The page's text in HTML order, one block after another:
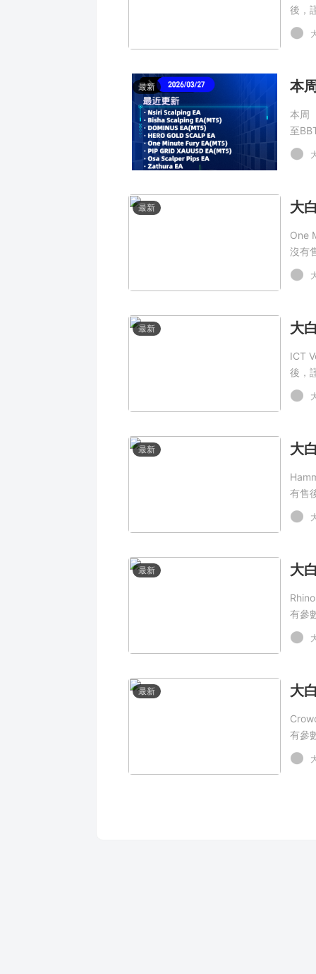
後，
最新 本
本周
至
最新
One
沒有
最新
ICT
後，
最新
有售
最新
有參
最新
有參